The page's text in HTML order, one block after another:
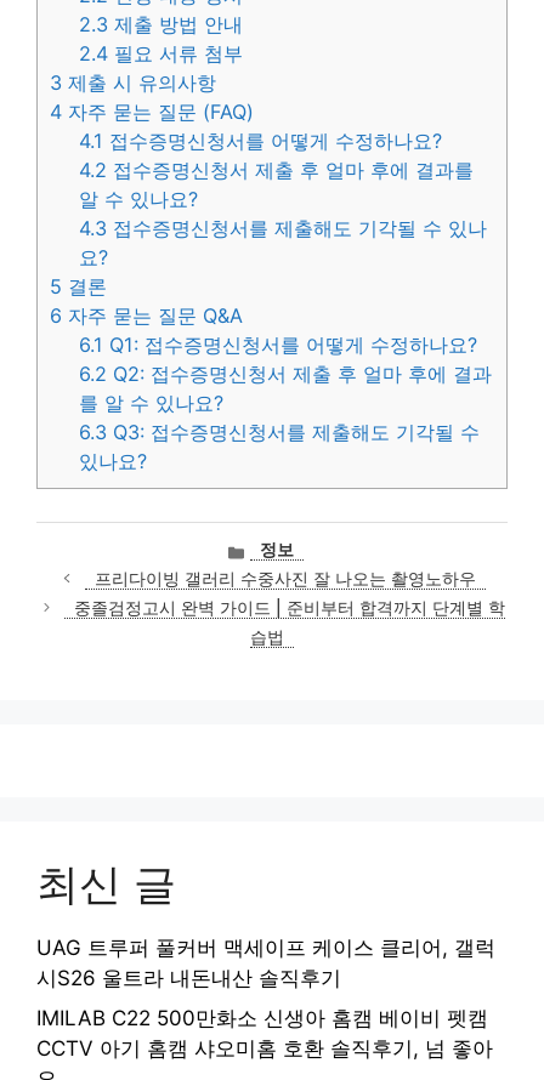
2.3 제출 방법 안내
2.4 필요 서류 첨부
3 제출 시 유의사항
4 자주 묻는 질문 (FAQ)
4.1 접수증명신청서를 어떻게 수정하나요?
4.2 접수증명신청서 제출 후 얼마 후에 결과를
알 수 있나요?
4.3 접수증명신청서를 제출해도 기각될 수 있나
요?
5 결론
6 자주 묻는 질문 Q&A
6.1 Q1: 접수증명신청서를 어떻게 수정하나요?
6.2 Q2: 접수증명신청서 제출 후 얼마 후에 결과
를 알 수 있나요?
6.3 Q3: 접수증명신청서를 제출해도 기각될 수
있나요?
카
테
고
리
정보
프리다이빙 갤러리 수중사진 잘 나오는 촬영노하우
중졸검정고시 완벽 가이드 | 준비부터 합격까지 단계별 학
습법
최신 글
UAG 트루퍼 풀커버 맥세이프 케이스 클리어, 갤럭
시S26 울트라 내돈내산 솔직후기
IMILAB C22 500만화소 신생아 홈캠 베이비 펫캠
CCTV 아기 홈캠 샤오미홈 호환 솔직후기, 넘 좋아